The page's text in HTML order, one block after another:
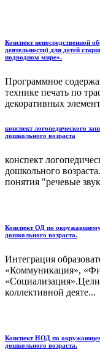
Конспект непосредственной
деятельности) для детей
подводном мире».
Программное
технике печать по
декоративных
конспект логопедического
дошкольного возраста
конспект
дошкольного
понятия "речевые
Конспект ОД по
дошкольного возраста.
Интеграция
«Коммуникация»,
коллективной деяте...
Конспект НОД по
дошкольного возраста.